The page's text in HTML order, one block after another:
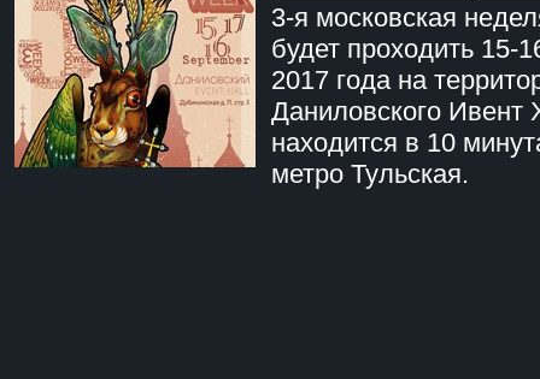
3-я московская
будет проходить 15-
2017 года на
Даниловского Ивент
находится в 10
метро Тульская.